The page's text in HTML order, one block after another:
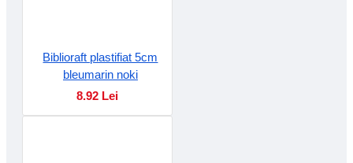
Biblioraft plastifiat 5cm
bleumarin noki
8.92 Lei